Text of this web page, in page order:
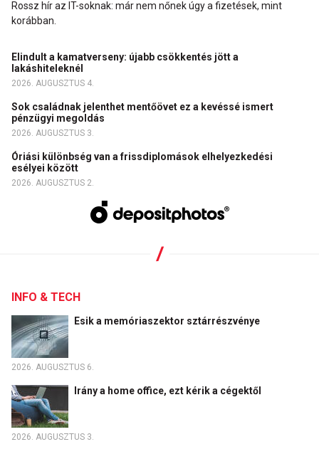
Rossz hír az IT-soknak: már nem nőnek úgy a fizetések, mint
korábban.
Elindult a kamatverseny: újabb csökkentés jött a
lakáshiteleknél
2026. AUGUSZTUS 4.
Sok családnak jelenthet mentőövet ez a kevéssé ismert
pénzügyi megoldás
2026. AUGUSZTUS 3.
Óriási különbség van a frissdiplomások elhelyezkedési
esélyei között
2026. AUGUSZTUS 2.
INFO & TECH
Esik a memóriaszektor sztárrészvénye
2026. AUGUSZTUS 6.
Irány a home office, ezt kérik a cégektől
2026. AUGUSZTUS 3.